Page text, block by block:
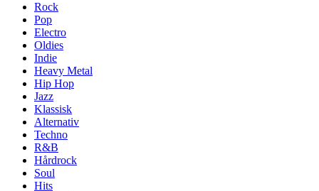
Rock
Pop
Electro
Oldies
Indie
Heavy Metal
Hip Hop
Jazz
Klassisk
Alternativ
Techno
R&B
Hårdrock
Soul
Hits